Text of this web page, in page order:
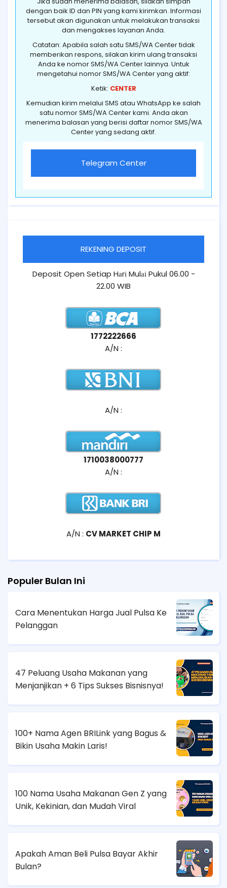
dengan baik ID dan PIN yang kami kirimkan. Informasi
tersebut akan digunakan untuk melakukan transaksi
dan mengakses layanan Anda.
Catatan: Apabila salah satu SMS/WA Center tidak
memberikan respons, silakan kirim ulang transaksi
Anda ke nomor SMS/WA Center lainnya. Untuk
mengetahui nomor SMS/WA Center yang aktif:
Ketik: CENTER
Kemudian kirim melalui SMS atau WhatsApp ke salah
satu nomor SMS/WA Center kami. Anda akan
menerima balasan yang berisi daftar nomor SMS/WA
Center yang sedang aktif.
Telegram Center
REKENING DEPOSIT
Deposit Open Setiap Hаrі Mulаі Pukul 06.00 -
22.00 WIB
1772222666
A/N :
A/N :
1710038000777
A/N :
A/N : CV MARKET CHIP M
Populer Bulan Ini
Cara Menentukan Harga Jual Pulsa Ke
Pelanggan
47 Peluang Usaha Makanan yang
Menjanjikan + 6 Tips Sukses Bisnisnya!
100+ Nama Agen BRILink yang Bagus &
Bikin Usaha Makin Laris!
100 Nama Usaha Makanan Gen Z yang
Unik, Kekinian, dan Mudah Viral
Apakah Aman Beli Pulsa Bayar Akhir
Bulan?